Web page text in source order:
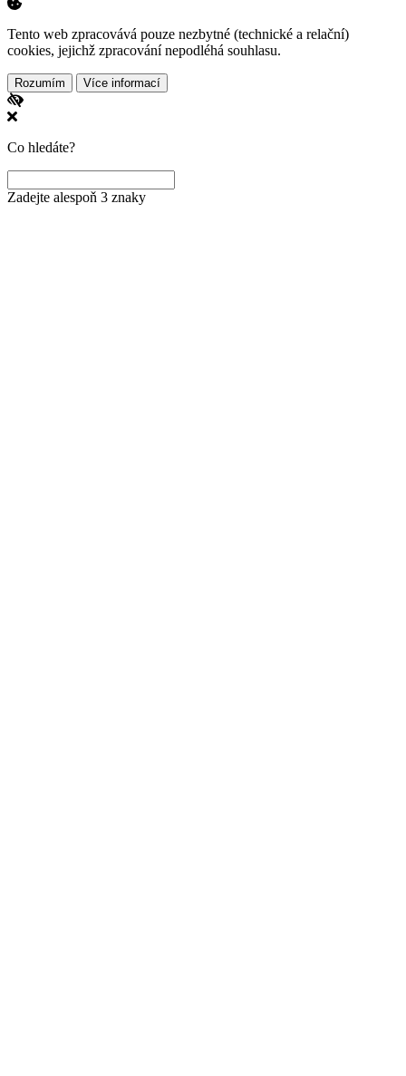
Tento web zpracovává pouze nezbytné (technické a relační)
cookies, jejichž zpracování nepodléhá souhlasu.
Rozumím Více informací
Co hledáte?
Zadejte alespoň 3 znaky